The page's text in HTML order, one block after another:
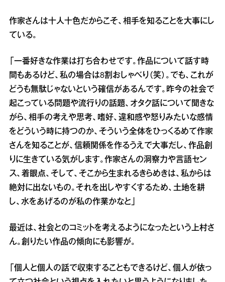
作家さんは十人十色だからこそ、相手を知ることを大事にし
ている。
「一番好きな作業は打ち合わせです。作品について話す時
間もあるけど、私の場合は8割おしゃべり（笑）。でも、これが
どうも無駄じゃないという確信があるんです。昨今の社会で
起こっている問題や流行りの話題、オタク話について聞きな
がら、相手の考えや思考、嗜好、違和感や怒りみたいな感情
をどういう時に持つのか、そういう全体をひっくるめて作家
さんを知ることが、信頼関係を作るうえで大事だし、作品創
りに生きている気がします。作家さんの洞察力や言語セン
ス、着眼点、そして、そこから生まれるきらめきは、私からは
絶対に出ないもの。それを出しやすくするため、土地を耕
し、水をあげるのが私の作業かなと」
最近は、社会とのコミットを考えるようになったという上村さ
ん。創りたい作品の傾向にも影響が。
「個人と個人の話で収束することもできるけど、個人が依っ